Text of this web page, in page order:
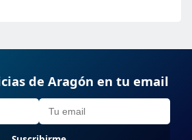
de Aragón en tu email